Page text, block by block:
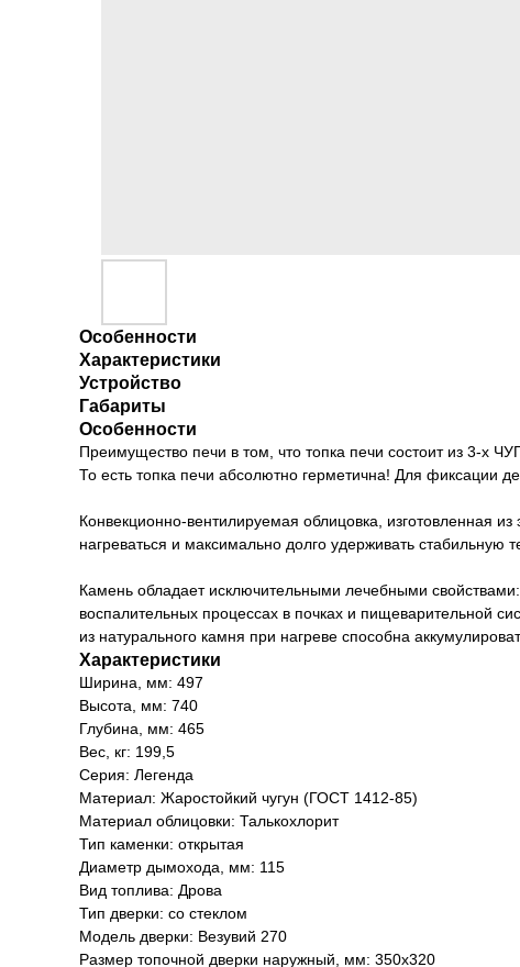
Особенности
Характеристики
Устройство
Габариты
Особенности
Преимущество печи в том, что топка печи состоит из 3-х
То есть топка печи абсолютно герметична! Для фиксации
Конвекционно-вентилируемая облицовка, изготовленная
нагреваться и максимально долго удерживать
Камень обладает исключительными лечебными
воспалительных процессах в почках и пищеварительной
из натурального камня при нагреве способна
Характеристики
Ширина, мм: 497
Высота, мм: 740
Глубина, мм: 465
Вес, кг: 199,5
Серия: Легенда
Материал: Жаростойкий чугун (ГОСТ 1412-85)
Материал облицовки: Талькохлорит
Тип каменки: открытая
Диаметр дымохода, мм: 115
Вид топлива: Дрова
Тип дверки: со стеклом
Модель дверки: Везувий 270
Размер топочной дверки наружный, мм: 350x320